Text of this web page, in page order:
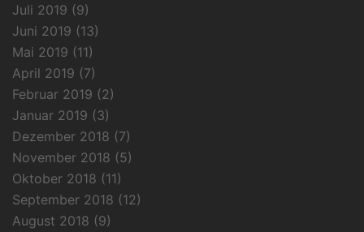
Juli 2019 (9)
Juni 2019 (13)
Mai 2019 (11)
April 2019 (7)
Februar 2019 (2)
Januar 2019 (3)
Dezember 2018 (7)
November 2018 (5)
Oktober 2018 (11)
September 2018 (12)
August 2018 (9)